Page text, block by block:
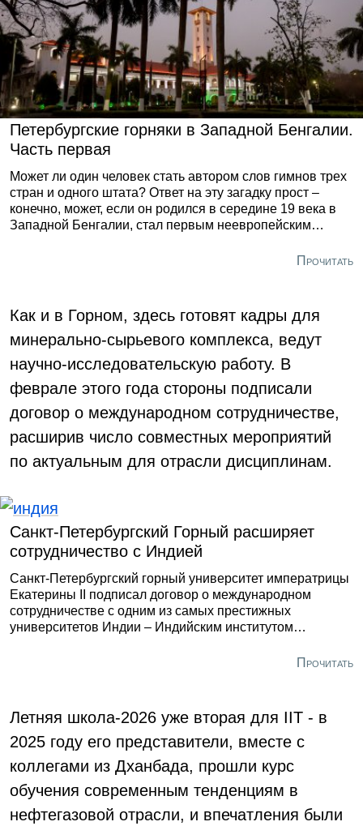
Петербургские горняки в Западной Бенгалии.
Часть первая
Может ли один человек стать автором слов гимнов трех
стран и одного штата? Ответ на эту загадку прост –
конечно, может, если он родился в середине 19 века в
Западной Бенгалии, стал первым неевропейским
Рабиндранат Тагор. Итак, сегодня исполняемые гимны
собственно бенгальский «Земля и вода Бенгалии».
Прочитать
Как и в Горном, здесь готовят кадры для
минерально-сырьевого комплекса, ведут
научно-исследовательскую работу. В
феврале этого года стороны подписали
договор о международном сотрудничестве,
расширив число совместных мероприятий
по актуальным для отрасли дисциплинам.
Санкт-Петербургский Горный расширяет
сотрудничество с Индией
Санкт-Петербургский горный университет императрицы
Екатерины II подписал договор о международном
сотрудничестве с одним из самых престижных
университетов Индии – Индийским институтом
Прочитать
Летняя школа-2026 уже вторая для IIT - в
2025 году его представители, вместе с
коллегами из Дханбада, прошли курс
обучения современным тенденциям в
нефтегазовой отрасли, и впечатления были